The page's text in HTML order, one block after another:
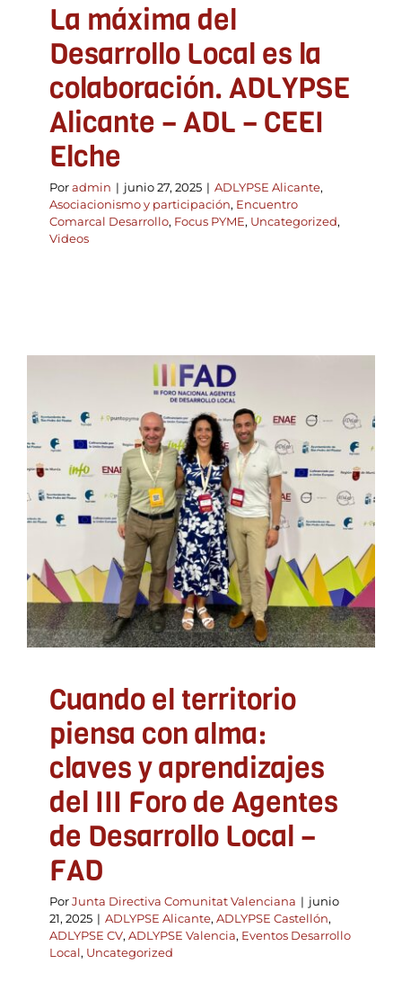
La máxima del
Desarrollo Local es la
colaboración. ADLYPSE
Alicante – ADL – CEEI
Elche
Poradmin | junio 27, 2025 | ADLYPSE Alicante,
Asociacionismo y participación, Encuentro
Comarcal Desarrollo, Focus PYME, Uncategorized,
Videos
Cuando el territorio
piensa con alma: claves y
aprendizajes del III Foro
de Agentes de Desarrollo
Local – FAD
ADLYPSE Alicante ADLYPSE Castellón ADLYPSE
CV ADLYPSE Valencia Eventos Desarrollo Local
Uncategorized
Cuando el territorio
piensa con alma:
claves y aprendizajes
del III Foro de Agentes
de Desarrollo Local –
FAD
PorJunta Directiva Comunitat Valenciana | junio
21, 2025 | ADLYPSE Alicante, ADLYPSE Castellón,
ADLYPSE CV, ADLYPSE Valencia, Eventos Desarrollo
Local, Uncategorized